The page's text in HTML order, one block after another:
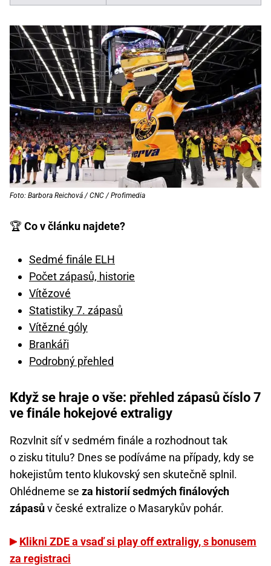
Foto: Barbora Reichová / CNC / Profimedia
🏆 Co v článku najdete?
Sedmé finále ELH
Počet zápasů, historie
Vítězové
Statistiky 7. zápasů
Vítězné góly
Brankáři
Podrobný přehled
Když se hraje o vše: přehled zápasů číslo 7
ve finále hokejové extraligy
Rozvlnit síť v sedmém finále a rozhodnout tak
o zisku titulu? Dnes se podíváme na případy, kdy se
hokejistům tento klukovský sen skutečně splnil.
Ohlédneme se za historií sedmých finálových
zápasův české extralize o Masarykův pohár.
Klikni ZDE a vsaď si play off extraligy, s bonusem
za registraci